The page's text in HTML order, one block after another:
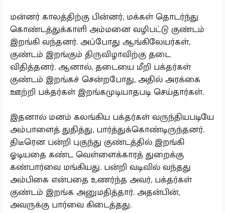
மன்னர் காலத்திற்கு பின்னர், மக்கள் தொடர்ந்து
கொண்டத்துக்காளி அம்மனை வழிபட்டு குண்டம்
இறங்கி வந்தனர். அப்போது ஆங்கிலேயர்கள்,
குண்டம் இறங்கும் திருவிழாவிற்கு தடை
விதித்தனர். ஆனால், தடையை மீறி பக்தர்கள்
குண்டம் இறங்கச் சென்றபோது, அதில் அரக்கை
ஊற்றி பக்தர்கள் இறங்கமுடியாதபடி செய்தார்கள்.
இதனால் மனம் கலங்கிய பக்தர்கள் வருந்தியபடியே
அம்பாளைத் துதித்து, பார்த்துக்கொண்டிருந்தனர்.
திடீரென பன்றி புகுந்து குண்டத்தில் இறங்கி
ஓடியதை கண்ட வெள்ளைக்காரத் துறைக்கு
கண்பார்வை மங்கியது. பன்றி வடிவில் வந்தது
அம்பிகை என்பதை உணர்ந்த அவர், பக்தர்கள்
குண்டம் இறங்க அனுமதித்தார். அதன்பின்,
அவருக்கு பார்வை கிடைத்தது.